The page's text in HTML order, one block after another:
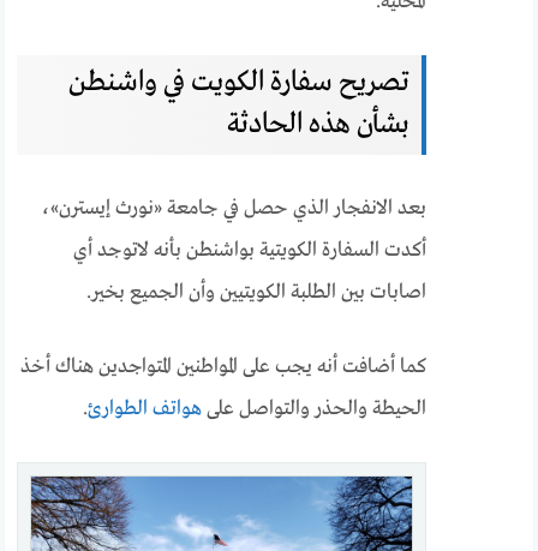
تصريح سفارة الكويت في واشنطن
بشأن هذه الحادثة
بعد الانفجار الذي حصل في جامعة «نورث إيسترن»،
أكدت السفارة الكويتية بواشنطن بأنه لاتوجد أي
اصابات بين الطلبة الكويتيين وأن الجميع بخير.
كما أضافت أنه يجب على المواطنين المتواجدين هناك أخذ
الحيطة والحذر والتواصل علىهواتف الطوارئ.